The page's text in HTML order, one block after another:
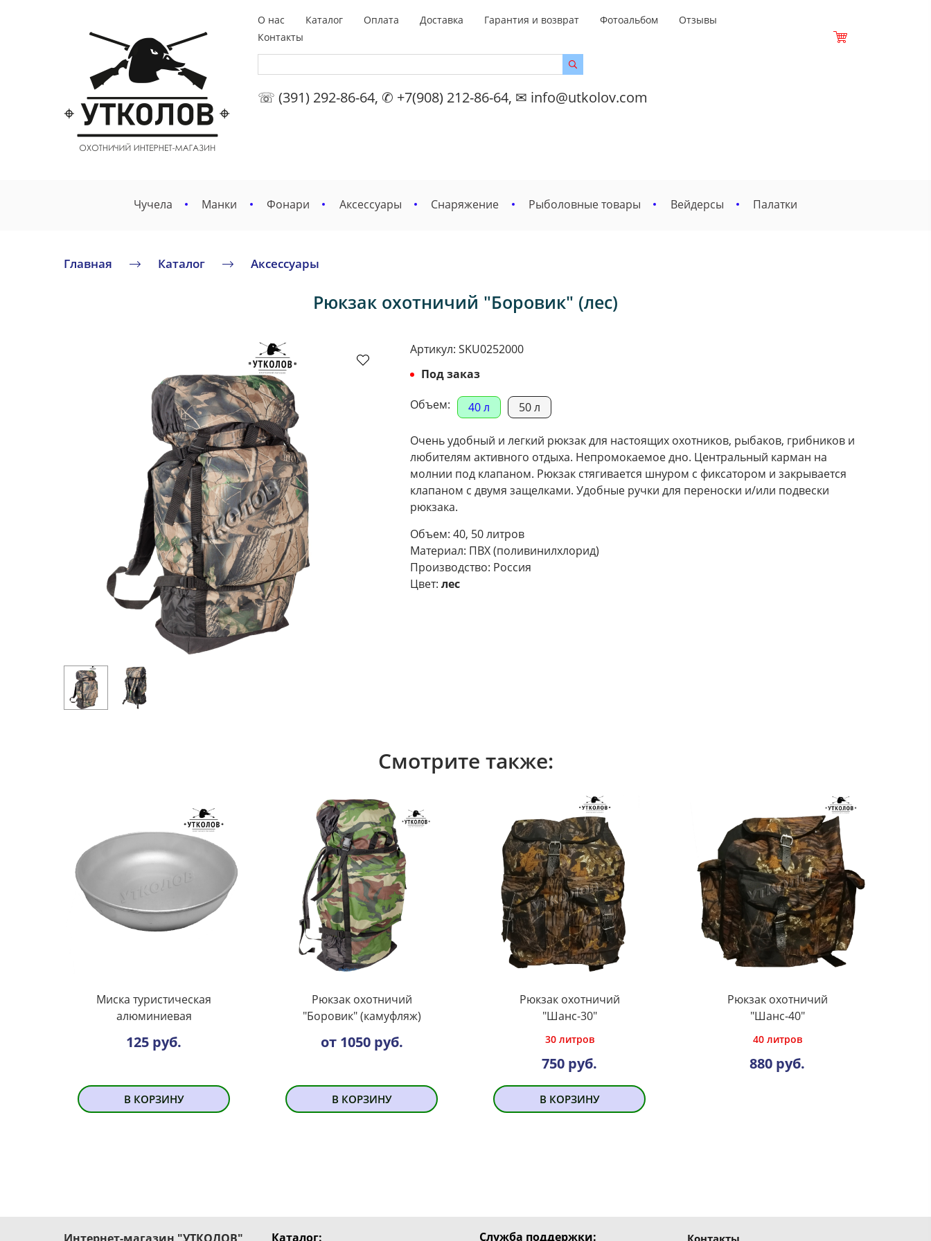
О нас Каталог Оплата Доставка Гарантия и возврат Фотоальбом
Отзывы
Контакты
☏ (391) 292-86-64, ✆ +7(908) 212-86-64, ✉ info@utkolov.com
Чучела Манки Фонари Аксессуары Снаряжение Рыболовные товары Вейдерсы Палатки
Главная Каталог Аксессуары
Рюкзак охотничий "Боровик" (лес)
Артикул: SKU0252000
Под заказ
Объем:
40 л 50 л
Очень удобный и легкий рюкзак для настоящих охотников, рыбаков, грибников и
любителям активного отдыха. Непромокаемое дно. Центральный карман на
молнии под клапаном. Рюкзак стягивается шнуром с фиксатором и закрывается
клапаном с двумя защелками. Удобные ручки для переноски и/или подвески
рюкзака.
Объем: 40, 50 литров
Материал: ПВХ (поливинилхлорид)
Производство: Россия
Цвет: лес
Смотрите также:
Миска туристическая
алюминиевая
125 руб.
В КОРЗИНУ
Рюкзак охотничий
"Боровик" (камуфляж)
от 1050 руб.
В КОРЗИНУ
Рюкзак охотничий
"Шанс-30"
30 литров
750 руб.
В КОРЗИНУ
Рюкзак охотничий
"Шанс-40"
40 литров
880 руб.
Каталог: Служба поддержки: